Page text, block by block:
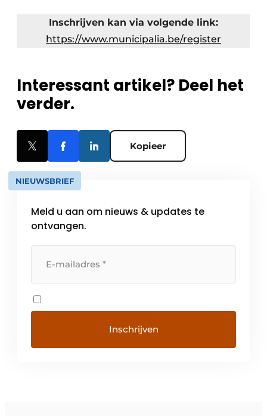
Inschrijven kan via volgende link:
https://www.municipalia.be/register
Interessant artikel? Deel het
verder.
Kopieer
NIEUWSBRIEF
Meld u aan om nieuws & updates te
ontvangen.